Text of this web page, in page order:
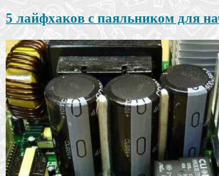
5 лайфхаков с паяльником для